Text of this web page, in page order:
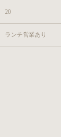
20
ランチ営業あり